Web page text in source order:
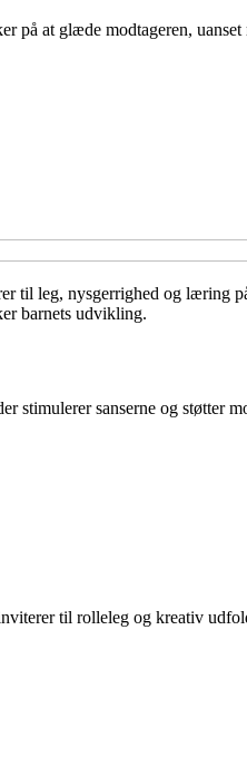
på at glæde modtageren, uanset
til leg, nysgerrighed og læring
barnets udvikling.
stimulerer sanserne og støtter
til rolleleg og kreativ